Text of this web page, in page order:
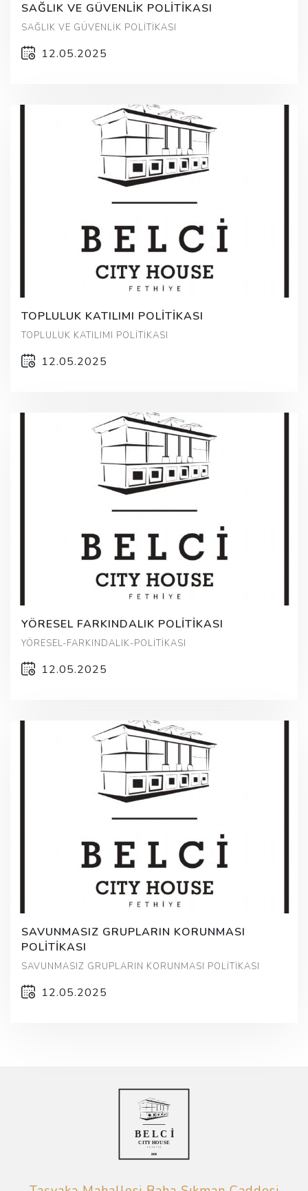
SAĞLIK VE GÜVENLİK POLİTİKASI
SAĞLIK VE GÜVENLİK POLİTİKASI
12.05.2025
TOPLULUK KATILIMI POLİTİKASI
TOPLULUK KATILIMI POLİTİKASI
12.05.2025
YÖRESEL FARKINDALIK POLİTİKASI
YÖRESEL-FARKINDALIK-POLİTİKASI
12.05.2025
SAVUNMASIZ GRUPLARIN KORUNMASI
POLİTİKASI
SAVUNMASIZ GRUPLARIN KORUNMASI POLİTİKASI
12.05.2025